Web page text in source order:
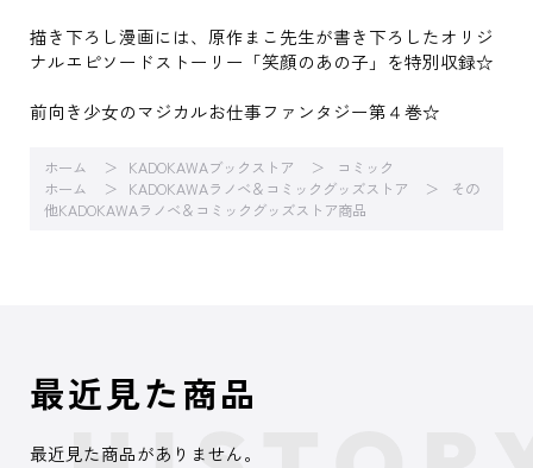
描き下ろし漫画には、原作まこ先生が書き下ろしたオリジ
ナルエピソードストーリー「笑顔のあの子」を特別収録☆
前向き少女のマジカルお仕事ファンタジー第４巻☆
ホーム KADOKAWAブックストア
コミック
ホーム
KADOKAWAラノベ＆コミックグッズストア
その
他KADOKAWAラノベ＆コミックグッズストア商品
最近見た商品
最近見た商品がありません。